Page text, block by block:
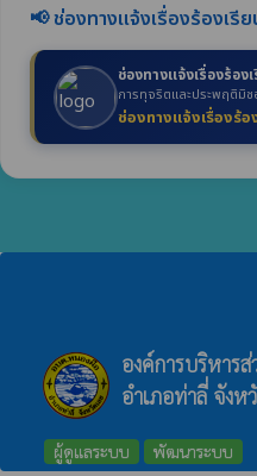
📢 ช่องทางแจ้งเรื่องร้องเ
ช่องทางแจ้งเรื่องร้อง
การทุจริตและประพฤติมิ
ช่องทางแจ้งเรื่องร้อ
องค์การบริหาร
อำเภอท่าลี่ จังห
ผู้ดูแลระบบ พัฒนาระบบ